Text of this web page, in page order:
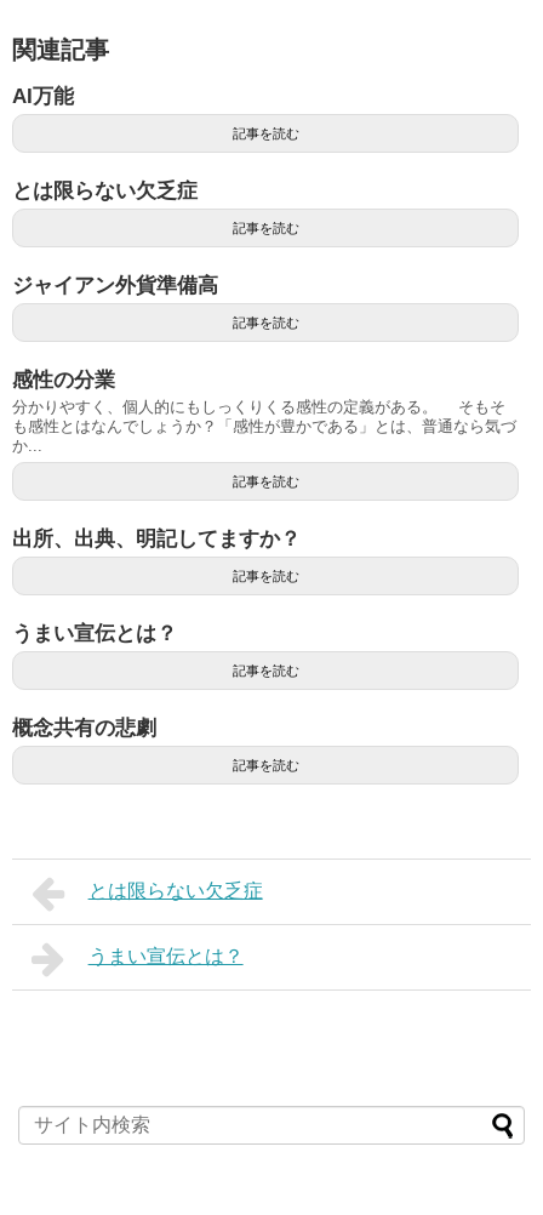
関連記事
AI万能
記事を読む
とは限らない欠乏症
記事を読む
ジャイアン外貨準備高
記事を読む
感性の分業
分かりやすく、個人的にもしっくりくる感性の定義がある。 そもそ
も感性とはなんでしょうか？「感性が豊かである」とは、普通なら気づ
か...
記事を読む
出所、出典、明記してますか？
記事を読む
うまい宣伝とは？
記事を読む
概念共有の悲劇
記事を読む
とは限らない欠乏症
うまい宣伝とは？